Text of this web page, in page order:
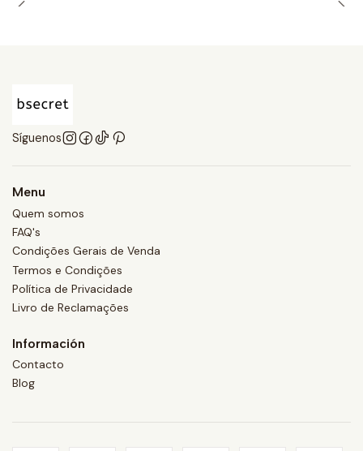
Síguenos
Menu
Quem somos
FAQ's
Condições Gerais de Venda
Termos e Condições
Política de Privacidade
Livro de Reclamações
Información
Contacto
Blog